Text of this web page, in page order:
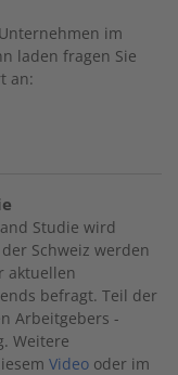
im
laden fragen Sie
an:
Studie wird
Schweiz werden
aktuellen
befragt. Teil der
Arbeitgebers -
Weitere
Video oder im